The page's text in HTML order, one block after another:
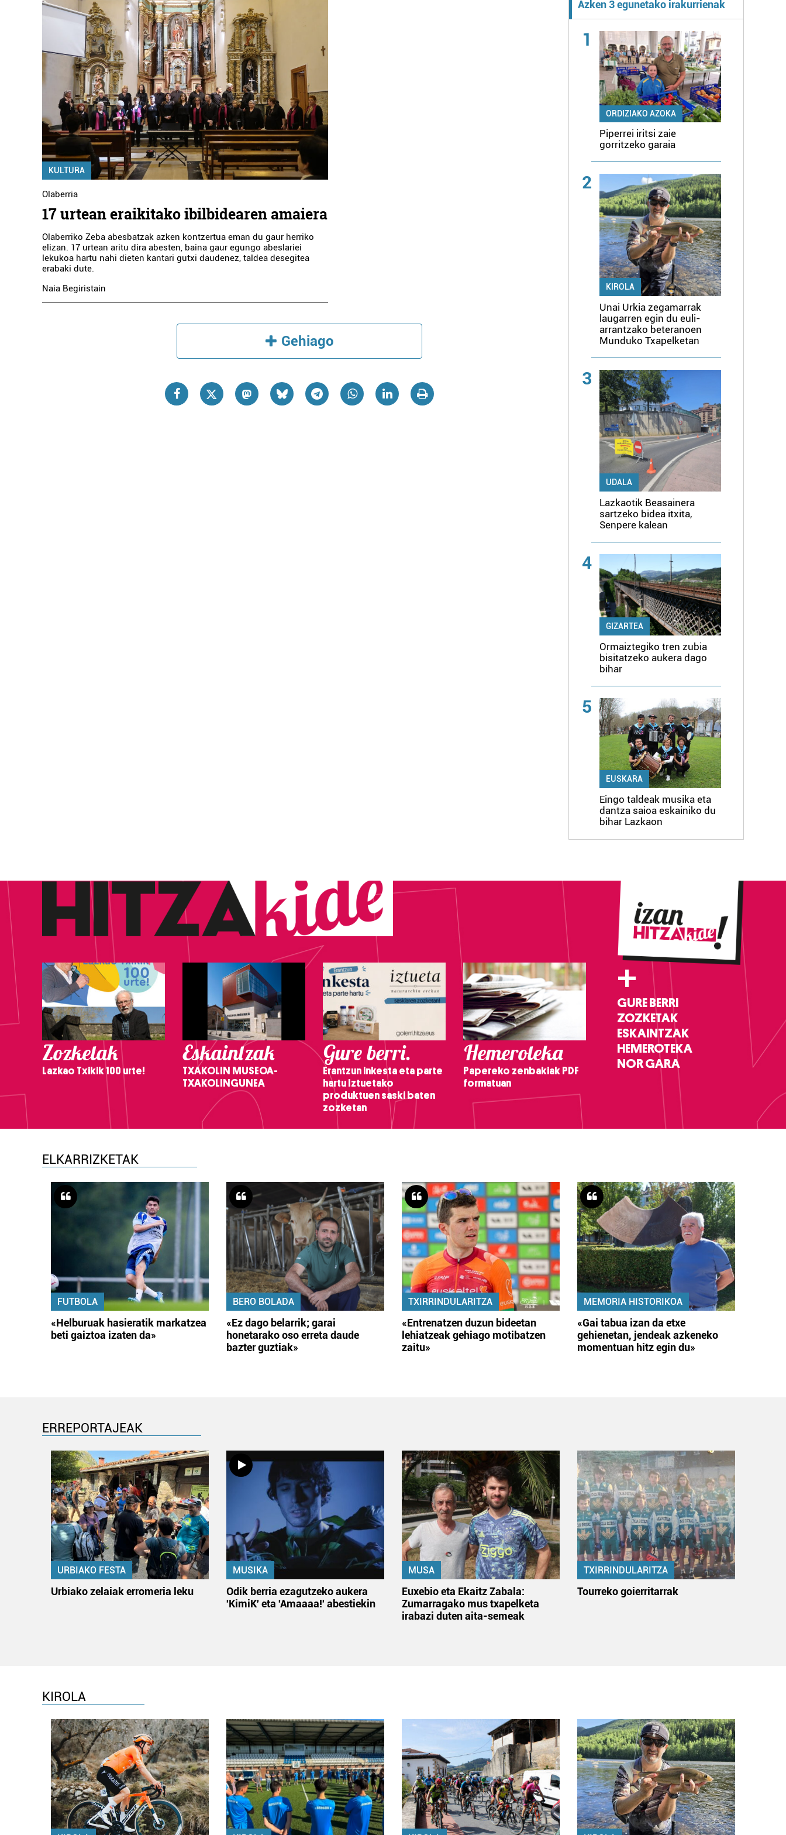
KULTURA
Olaberria
17 urtean eraikitako ibilbidearen amaiera
Olaberriko Zeba abesbatzak azken kontzertua eman du gaur herriko
elizan. 17 urtean aritu dira abesten, baina gaur egungo abeslariei
lekukoa hartu nahi dieten kantari gutxi daudenez, taldea desegitea
erabaki dute.
Naia Begiristain
Gehiago
Azken 3 egunetako irakurrienak
1
ORDIZIAKO AZOKA
Piperrei iritsi zaie
gorritzeko garaia
2
KIROLA
Unai Urkia zegamarrak
laugarren egin du euli-
arrantzako beteranoen
Munduko Txapelketan
3
UDALA
Lazkaotik Beasainera
sartzeko bidea itxita,
Senpere kalean
4
GIZARTEA
Ormaiztegiko tren zubia
bisitatzeko aukera dago
bihar
5
EUSKARA
Eingo taldeak musika eta
dantza saioa eskainiko du
bihar Lazkaon
Zozketak
Lazkao Txikik 100 urte!
Eskaintzak
TXAKOLIN MUSEOA-
TXAKOLINGUNEA
Gure berri.
Erantzun inkesta eta parte
hartu Iztuetako
produktuen saski baten
zozketan
Hemeroteka
Papereko zenbakiak PDF
formatuan
+
GURE BERRI
ZOZKETAK
ESKAINTZAK
HEMEROTEKA
NOR GARA
ELKARRIZKETAK
FUTBOLA
«Helburuak hasieratik markatzea
beti gaiztoa izaten da»
BERO BOLADA
«Ez dago belarrik; garai
honetarako oso erreta daude
bazter guztiak»
TXIRRINDULARITZA
«Entrenatzen duzun bideetan
lehiatzeak gehiago motibatzen
zaitu»
MEMORIA HISTORIKOA
«Gai tabua izan da etxe
gehienetan, jendeak azkeneko
momentuan hitz egin du»
ERREPORTAJEAK
URBIAKO FESTA
Urbiako zelaiak erromeria leku
MUSIKA
Odik berria ezagutzeko aukera
'KimiK' eta 'Amaaaa!' abestiekin
MUSA
Euxebio eta Ekaitz Zabala:
Zumarragako mus txapelketa
irabazi duten aita-semeak
TXIRRINDULARITZA
Tourreko goierritarrak
KIROLA